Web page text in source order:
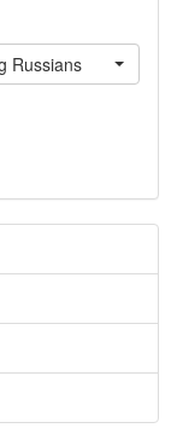
MARWRUS: Approval of women marrying Russians